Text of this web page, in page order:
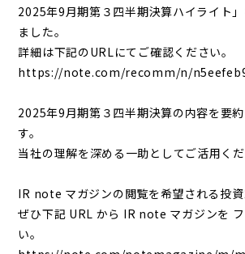
2025年9月期第３四半期決算ハイライト
ました。
詳細は下記のURLにてご確認ください。
https://note.com/recomm/n/
2025年9月期第３四半期決算の内容を要
す。
当社の理解を深める一助としてご活用くだ
IR note マガジンの閲覧を希望される投資
ぜひ下記 URL から IR note マガジンを
い。